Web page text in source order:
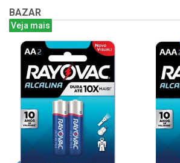
BAZAR
Veja mais